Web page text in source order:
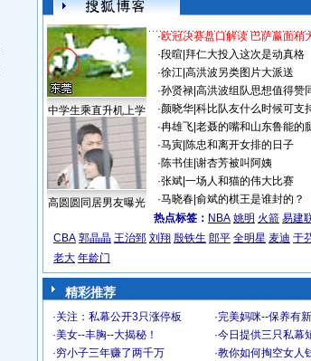
中学生乘直升机上学
高圆圆同居男友曝光
·欧冠决赛盘口解读 巴萨赢面稍
·段暄 拜仁大投入这次是动真格
·徐江| 高洪波另类图片大派送
·孙贤禄| 高洪波组队思想值得赞
·颜晓华| 科比队友什么时候可支
·冉雄飞| 老聂的嘴和山东鲁能的
·马寅| 陈忠和离开女排的日子
·陈书佳| 谢杏芳被叫阿姨
·张斌| 一场人和猫的伟大比赛
·马晓春| 俞斌的棋王是谁封的？
热点标签： NBA 姚明 火箭 易建
CBA 郭晶晶 王治郅 刘翔 殷铁生 郎平 全明星 麦迪 于
老大 年龄门
精彩推荐
·关注：私幕公开3只涨停板 ·完美妈咪--保养有
·美女--丰胸--大揭秘！ ·今日提供三只私幕
·穷小子三年赚了两千万 ·教你如何掏空女人